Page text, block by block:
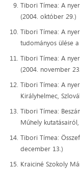
Tibori Tímea: A
(2004. október 29.)
Tibori Tímea: A
tudományos ülése
Tibori Tímea: A
(2004. november
Tibori Tímea: A
Királyhelmec,
Tibori Tímea:
Műhely
Tibori Tímea:
december 13.)
Kraiciné Szokoly